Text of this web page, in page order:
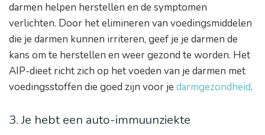
darmen helpen herstellen en de symptomen
verlichten. Door het elimineren van voedingsmiddelen
die je darmen kunnen irriteren, geef je je darmen de
kans om te herstellen en weer gezond te worden. Het
AIP-dieet richt zich op het voeden van je darmen met
voedingsstoffen die goed zijn voor je darmgezondheid.
3. Je hebt een auto-immuunziekte